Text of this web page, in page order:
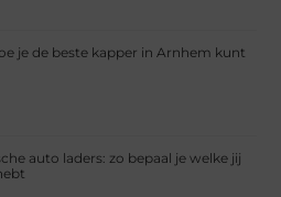
je de beste kapper in Arnhem kunt
auto laders: zo bepaal je welke jij